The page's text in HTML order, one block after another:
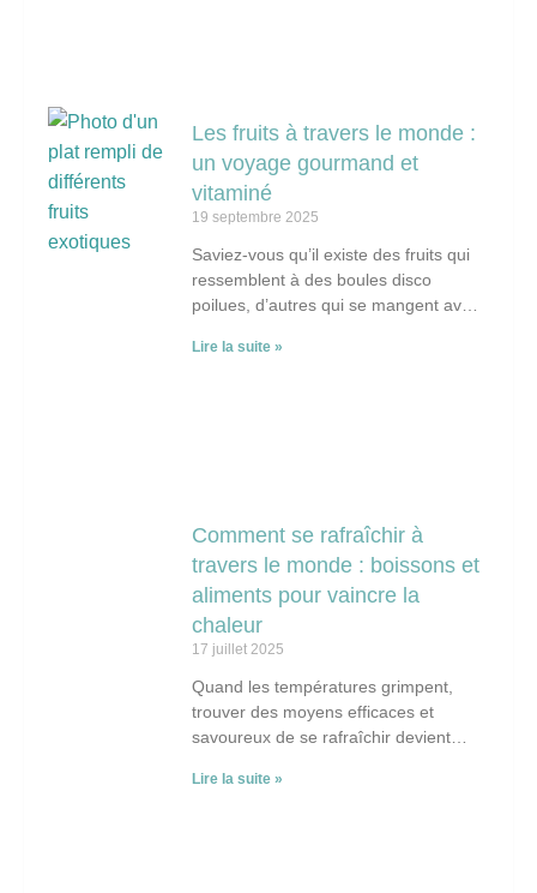
Les fruits à travers le monde :
un voyage gourmand et
vitaminé
19 septembre 2025
Saviez-vous qu’il existe des fruits qui
ressemblent à des boules disco
poilues, d’autres qui se mangent avec
une simple
Lire la suite »
Comment se rafraîchir à
travers le monde : boissons et
aliments pour vaincre la
chaleur
17 juillet 2025
Quand les températures grimpent,
trouver des moyens efficaces et
savoureux de se rafraîchir devient
ses propres astuces culinaires pour
Lire la suite »